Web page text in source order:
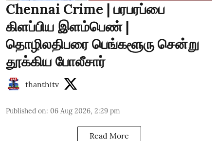
Chennai Crime | பரபரப்பை
கிளப்பிய இளம்பெண் |
தொழிலதிபரை பெங்களூரு சென்று
தூக்கிய போலீசார்
thanthitv
Published on: 06 Aug 2026, 2:29 pm
Read More